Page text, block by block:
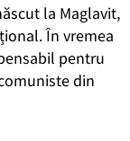
la Maglavit,
În vremea
pentru
din